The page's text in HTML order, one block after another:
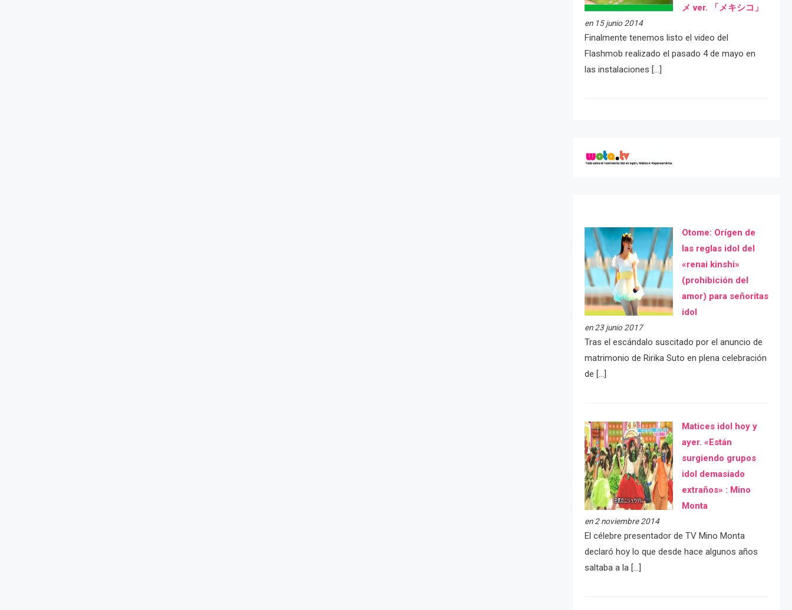
メ ver. 「メキシコ」
en 15 junio 2014
Finalmente tenemos listo el video del
Flashmob realizado el pasado 4 de mayo en
las instalaciones […]
Otome: Orígen de
las reglas idol del
«renai kinshi»
(prohibición del
amor) para señoritas
idol
en 23 junio 2017
Tras el escándalo suscitado por el anuncio de
matrimonio de Ririka Suto en plena celebración
de […]
Matices idol hoy y
ayer. «Están
surgiendo grupos
idol demasiado
extraños» : Mino
Monta
en 2 noviembre 2014
El célebre presentador de TV Mino Monta
declaró hoy lo que desde hace algunos años
saltaba a la […]